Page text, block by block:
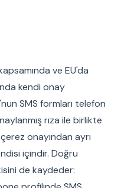
ve EU'da
kendi onay
SMS formları telefon
rıza ile birlikte
onayından ayrı
içindir. Doğru
de kaydeder: